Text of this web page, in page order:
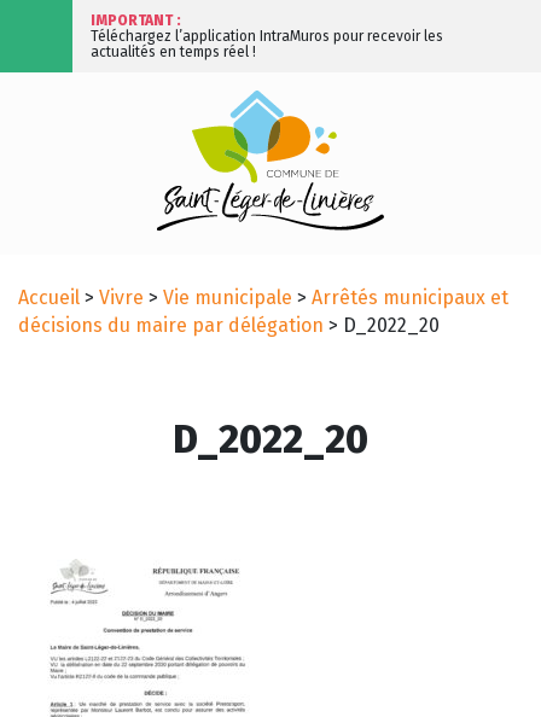
IMPORTANT :
Téléchargez l’application IntraMuros pour recevoir les
actualités en temps réel !
Accueil > Vivre > Vie municipale > Arrêtés municipaux et
décisions du maire par délégation > D_2022_20
D_2022_20